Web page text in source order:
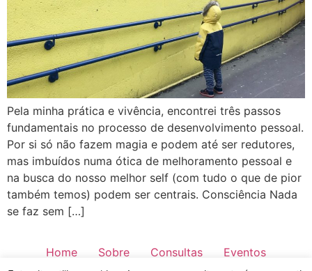
Pela minha prática e vivência, encontrei três passos
fundamentais no processo de desenvolvimento pessoal.
Por si só não fazem magia e podem até ser redutores,
mas imbuídos numa ótica de melhoramento pessoal e
na busca do nosso melhor self (com tudo o que de pior
também temos) podem ser centrais. Consciência Nada
se faz sem […]
Home Sobre Consultas
Eventos